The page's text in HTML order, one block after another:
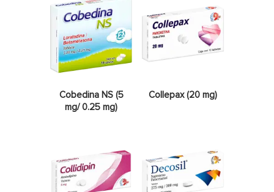
Cobedina NS (5
mg/ 0.25 mg)
Collepax (20 mg)